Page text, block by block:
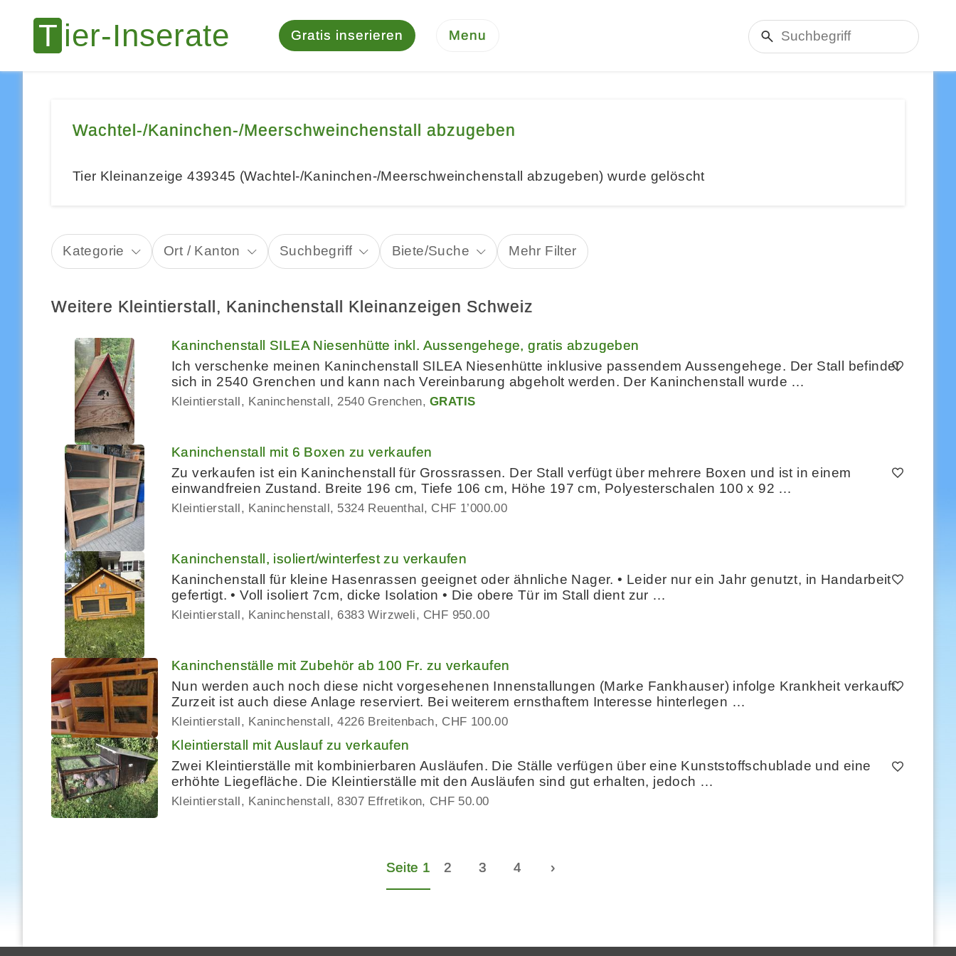
Gratis inserieren Menu
Wachtel-/Kaninchen-/Meerschweinchenstall abzugeben
Tier Kleinanzeige 439345 (Wachtel-/Kaninchen-/Meerschweinchenstall abzugeben) wurde gelöscht
Kategorie Ort / Kanton Suchbegriff Biete/Suche Mehr Filter
Weitere Kleintierstall, Kaninchenstall Kleinanzeigen Schweiz
Kaninchenstall SILEA Niesenhütte inkl. Aussengehege, gratis abzugeben
Ich verschenke meinen Kaninchenstall SILEA Niesenhütte inklusive passendem Aussengehege. Der Stall befindet
sich in 2540 Grenchen und kann nach Vereinbarung abgeholt werden. Der Kaninchenstall wurde …
Kleintierstall, Kaninchenstall 2540 Grenchen GRATIS
Kaninchenstall mit 6 Boxen zu verkaufen
Zu verkaufen ist ein Kaninchenstall für Grossrassen. Der Stall verfügt über mehrere Boxen und ist in einem
einwandfreien Zustand. Breite 196 cm, Tiefe 106 cm, Höhe 197 cm, Polyesterschalen 100 x 92 …
Kleintierstall, Kaninchenstall 5324 Reuenthal CHF 1’000.00
Kaninchenstall, isoliert/winterfest zu verkaufen
Kaninchenstall für kleine Hasenrassen geeignet oder ähnliche Nager. • Leider nur ein Jahr genutzt, in Handarbeit
gefertigt. • Voll isoliert 7cm, dicke Isolation • Die obere Tür im Stall dient zur …
Kleintierstall, Kaninchenstall 6383 Wirzweli CHF 950.00
Kaninchenställe mit Zubehör ab 100 Fr. zu verkaufen
Nun werden auch noch diese nicht vorgesehenen Innenstallungen (Marke Fankhauser) infolge Krankheit verkauft.
Zurzeit ist auch diese Anlage reserviert. Bei weiterem ernsthaftem Interesse hinterlegen …
Kleintierstall, Kaninchenstall 4226 Breitenbach CHF 100.00
Kleintierstall mit Auslauf zu verkaufen
Zwei Kleintierställe mit kombinierbaren Ausläufen. Die Ställe verfügen über eine Kunststoffschublade und eine
erhöhte Liegefläche. Die Kleintierställe mit den Ausläufen sind gut erhalten, jedoch …
Kleintierstall, Kaninchenstall 8307 Effretikon CHF 50.00
Seite 1 2 3 4 ›